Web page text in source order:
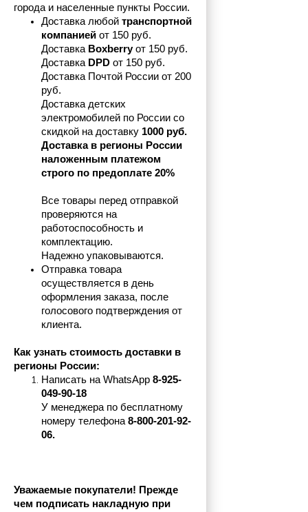
города и населенные пункты России.
Доставка любой транспортной
компанией от 150 руб.
Доставка Boxberry от 150 руб.
Доставка DPD от 150 руб.
Доставка Почтой России от 200
руб.
Доставка детских
электромобилей по России со
скидкой на доставку 1000 руб.
Доставка в регионы России
наложенным платежом
строго по предоплате 20%
Все товары перед отправкой
проверяются на
работоспособность и
комплектацию.
Надежно упаковываются.
Отправка товара
осуществляется в день
оформления заказа, после
голосового подтверждения от
клиента.
Как узнать стоимость доставки в
регионы России:
Написать на WhatsApp 8-925-
049-90-18
У менеджера по бесплатному
номеру телефона 8-800-201-92-
06.
Уважаемые покупатели! Прежде
чем подписать накладную при